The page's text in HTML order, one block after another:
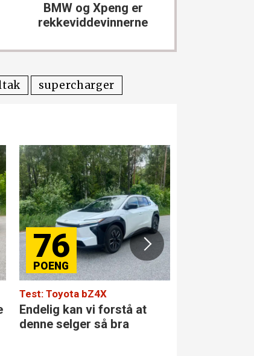
BMW og Xpeng er
rekkevidde­vinnerne
supercharger
76
Test: Toyota bZ4X
Endelig kan vi forstå at
denne selger så bra